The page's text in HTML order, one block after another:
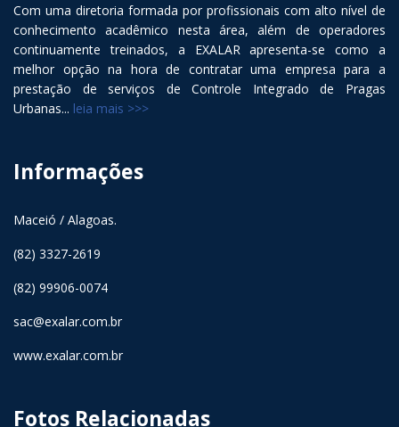
Com uma diretoria formada por profissionais com alto nível de
conhecimento acadêmico nesta área, além de operadores
continuamente treinados, a EXALAR apresenta-se como a
melhor opção na hora de contratar uma empresa para a
prestação de serviços de Controle Integrado de Pragas
Urbanas... leia mais >>>
Informações
Maceió / Alagoas.
(82) 3327-2619
(82) 99906-0074
sac@exalar.com.br
www.exalar.com.br
Fotos Relacionadas